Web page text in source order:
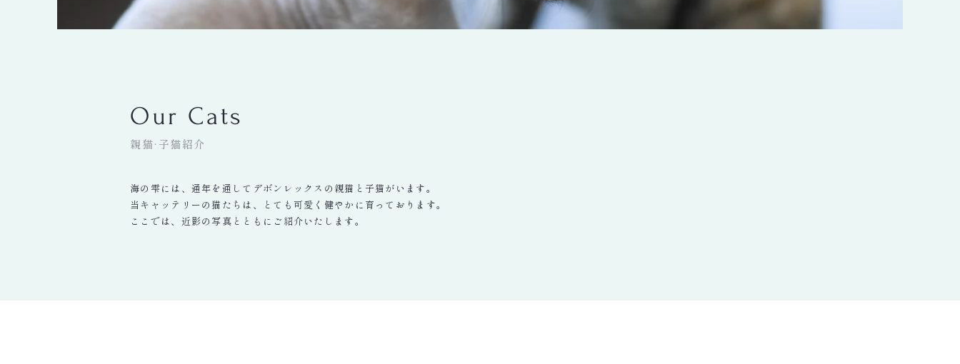
Our Cats
親猫·子猫紹介
海の雫には、通年を通してデボンレックスの親猫と子猫がいます。
当キャッテリーの猫たちは、とても可愛く健やかに育っております。
ここでは、近影の写真とともにご紹介いたします。